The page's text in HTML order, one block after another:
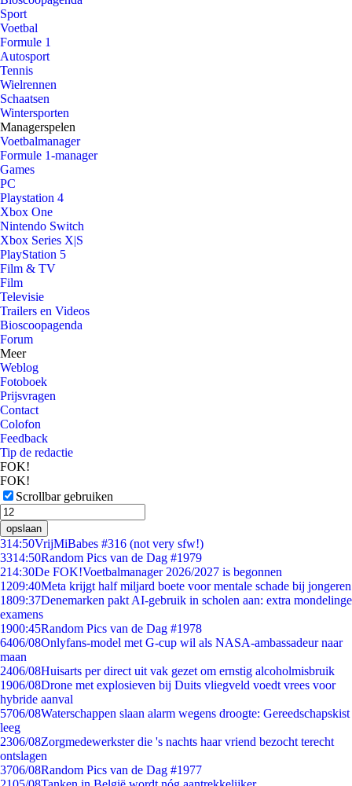
Sport
Voetbal
Formule 1
Autosport
Tennis
Wielrennen
Schaatsen
Wintersporten
Managerspelen
Voetbalmanager
Formule 1-manager
Games
PC
Playstation 4
Xbox One
Nintendo Switch
Xbox Series X|S
PlayStation 5
Film & TV
Film
Televisie
Trailers en Videos
Bioscoopagenda
Forum
Meer
Weblog
Fotoboek
Prijsvragen
Contact
Colofon
Feedback
Tip de redactie
FOK!
FOK!
Scrollbar gebruiken
opslaan
314:50VrijMiBabes #316 (not very sfw!)
3314:50Random Pics van de Dag #1979
214:30De FOK!Voetbalmanager 2026/2027 is begonnen
1209:40Meta krijgt half miljard boete voor mentale schade bij jongeren
1809:37Denemarken pakt AI-gebruik in scholen aan: extra mondelinge
examens
1900:45Random Pics van de Dag #1978
6406/08Onlyfans-model met G-cup wil als NASA-ambassadeur naar
maan
2406/08Huisarts per direct uit vak gezet om ernstig alcoholmisbruik
1906/08Drone met explosieven bij Duits vliegveld voedt vrees voor
hybride aanval
5706/08Waterschappen slaan alarm wegens droogte: Gereedschapskist
leeg
2306/08Zorgmedewerkster die 's nachts haar vriend bezocht terecht
ontslagen
3706/08Random Pics van de Dag #1977